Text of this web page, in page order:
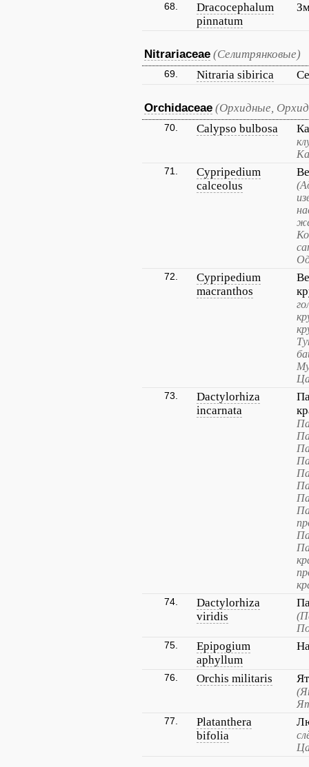
68.
Dracocephalum
pinnatum
Nitrariaceae (Селитрянковые)
69. Nitraria sibirica
Orchidaceae (Орхидные,
70. Calypso bulbosa
71.
Cypripedium
calceolus
72.
Cypripedium
macranthos
73.
Dactylorhiza
incarnata
74.
Dactylorhiza
viridis
75.
Epipogium
aphyllum
76. Orchis militaris
77.
Platanthera
bifolia